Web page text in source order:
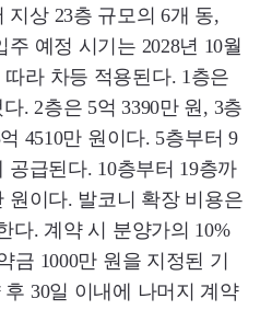
상 23층 규모의 6개 동,
예정 시기는 2028년 10월
라 차등 적용된다. 1층은
. 2층은 5억 3390만 원, 3층
4510만 원이다. 5층부터 9
공급된다. 10층부터 19층까
원이다. 발코니 확장 비용은
다. 계약 시 분양가의 10%
금 1000만 원을 지정된 기
30일 이내에 나머지 계약